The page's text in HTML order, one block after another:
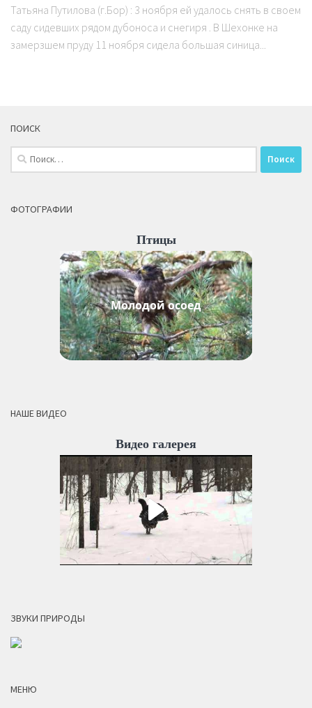
Татьяна Путилова (г.Бор) : 3 ноября ей удалось снять в своем
саду сидевших рядом дубоноса и снегиря . В Шехонке на
замерзшем пруду 11 ноября сидела большая синица...
ПОИСК
Найти:
ФОТОГРАФИИ
Птицы
Молодой осоед
НАШЕ ВИДЕО
Видео галерея
ЗВУКИ ПРИРОДЫ
МЕНЮ